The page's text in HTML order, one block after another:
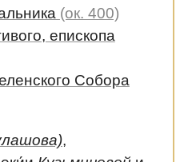
(ок. 400)
епископа
Собора
,